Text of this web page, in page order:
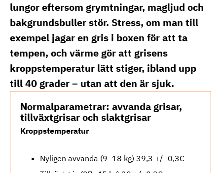
lungor eftersom grymtningar, magljud och
bakgrundsbuller stör. Stress, om man till
exempel jagar en gris i boxen för att ta
tempen, och värme gör att grisens
kroppstemperatur lätt stiger, ibland upp
till 40 grader – utan att den är sjuk.
Normalparametrar: avvanda grisar,
tillväxtgrisar och slaktgrisar
Kroppstemperatur
Nyligen avvanda (9–18 kg) 39,3 +/- 0,3C